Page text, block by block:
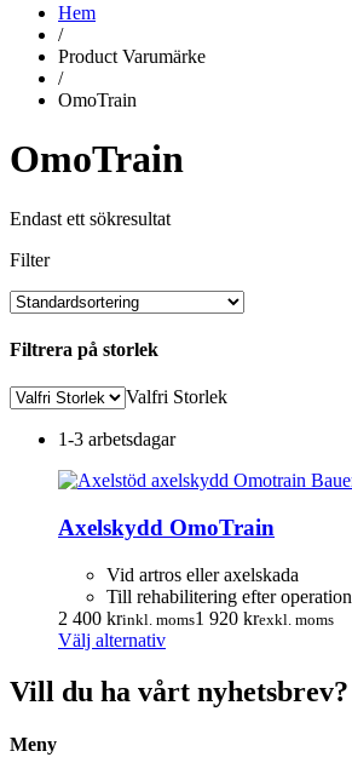
Hem
/
Product Varumärke
/
OmoTrain
OmoTrain
Endast ett sökresultat
Filter
Filtrera på storlek
Valfri Storlek
1-3 arbetsdagar
Axelskydd OmoTrain
Vid artros eller axelskada
Till rehabilitering efter operation
2 400 krinkl. moms1 920 krexkl. moms
Välj alternativDen
produkten
har
Vill du ha vårt nyhetsbrev?
Meny